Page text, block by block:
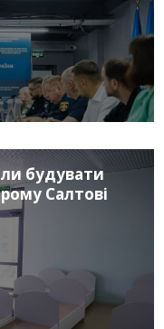
будувати
Салтові